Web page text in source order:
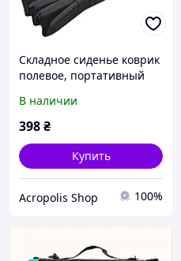
Складное сиденье коврик
полевое, портативный
сиденья с ремешком и
фастексом
В наличии
398₴
Купить
Acropolis Shop 100%